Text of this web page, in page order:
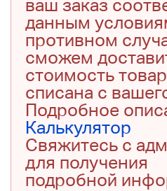
ваш заказ
данным
противном
сможем
стоимость
списана с
Подробное
Калькулятор
Свяжитесь с
для получения
подробной